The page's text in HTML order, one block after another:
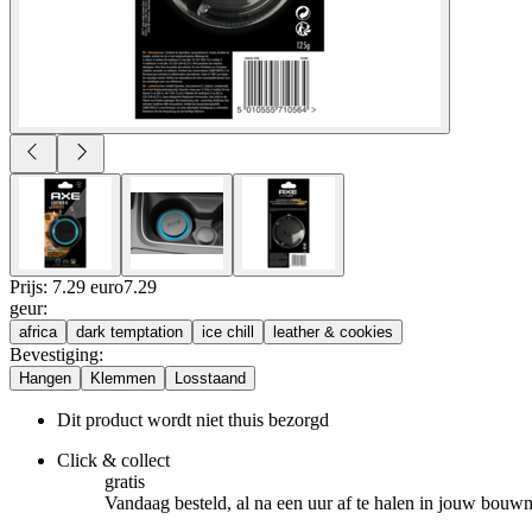
Prijs: 7.29 euro7.29
geur:
africa dark temptation ice chill leather & cookies
Bevestiging:
Hangen Klemmen Losstaand
Dit product wordt niet thuis bezorgd
Click & collect
gratis
Vandaag besteld, al na een uur af te halen in jouw